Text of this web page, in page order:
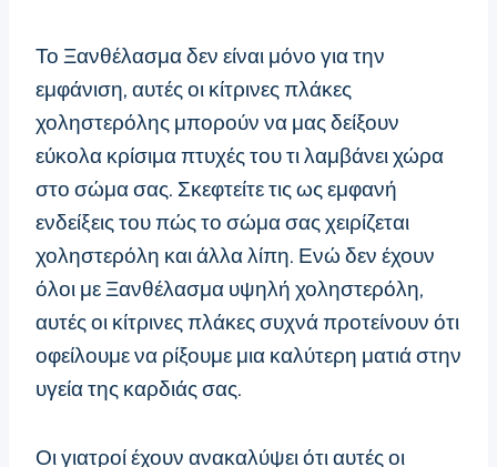
Το Ξανθέλασμα δεν είναι μόνο για την
εμφάνιση, αυτές οι κίτρινες πλάκες
χοληστερόλης μπορούν να μας δείξουν
εύκολα κρίσιμα πτυχές του τι λαμβάνει χώρα
στο σώμα σας. Σκεφτείτε τις ως εμφανή
ενδείξεις του πώς το σώμα σας χειρίζεται
χοληστερόλη και άλλα λίπη. Ενώ δεν έχουν
όλοι με Ξανθέλασμα υψηλή χοληστερόλη,
αυτές οι κίτρινες πλάκες συχνά προτείνουν ότι
οφείλουμε να ρίξουμε μια καλύτερη ματιά στην
υγεία της καρδιάς σας.
Οι γιατροί έχουν ανακαλύψει ότι αυτές οι